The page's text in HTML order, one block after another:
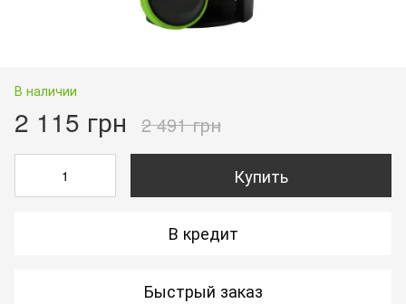
В наличии
2 115 грн 2 491 грн
Купить
В кредит
Быстрый заказ